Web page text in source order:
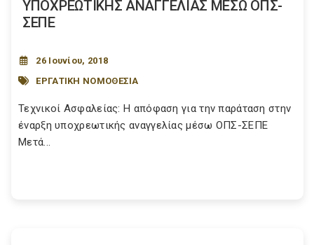
ΥΠΟΧΡΕΩΤΙΚΗΣ ΑΝΑΓΓΕΛΙΑΣ ΜΕΣΩ ΟΠΣ-
ΣΕΠΕ
26 Ιουνίου, 2018
ΕΡΓΑΤΙΚΗ ΝΟΜΟΘΕΣΙΑ
Τεχνικοί Ασφαλείας: Η απόφαση για την παράταση στην
έναρξη υποχρεωτικής αναγγελίας μέσω ΟΠΣ-ΣΕΠΕ
Μετά...